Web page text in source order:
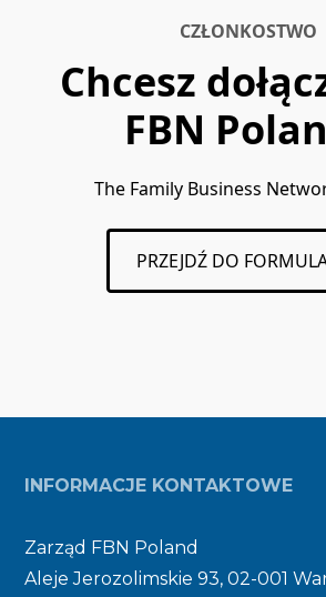
CZŁONKOSTWO
Chcesz
FBN
The Family Business
PRZEJDŹ DO
INFORMACJE KONTAKTOWE
Zarząd FBN Poland
Aleje Jerozolimskie 93, 02-001